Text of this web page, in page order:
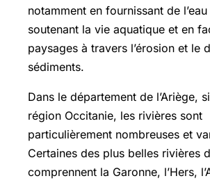
notamment en fournissant de
soutenant la vie aquatique et en
paysages à travers l’érosion et le
sédiments.
Dans le département de l’Ariège,
région Occitanie, les rivières sont
particulièrement nombreuses et
Certaines des plus belles rivières
comprennent la Garonne, l’Hers,